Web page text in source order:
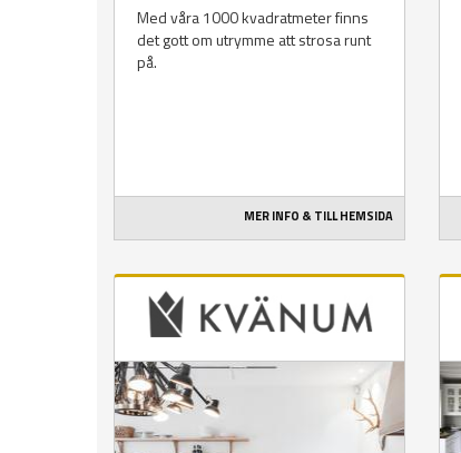
Med våra 1000 kvadratmeter finns
det gott om utrymme att strosa runt
på.
MER INFO & TILL HEMSIDA